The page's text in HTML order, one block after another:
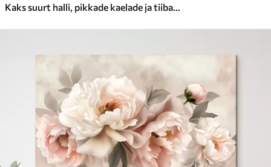
Kaks suurt halli, pikkade kaelade ja tiibadega kraanat, mis seisavad puudest ümbritsetud udujärves